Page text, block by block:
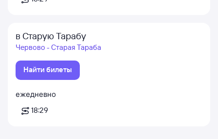
в Старую Тарабу
Червово - Старая Тараба
Найти билеты
ежедневно
18:29